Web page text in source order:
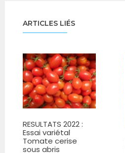
ARTICLES LIÉS
RESULTATS 2022 :
Essai variétal
Tomate cerise
sous abris